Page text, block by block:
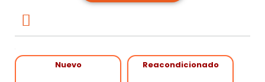
Nuevo Reacondicionado